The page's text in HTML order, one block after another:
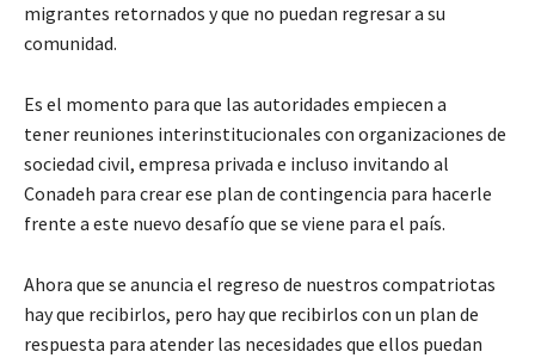
migrantes retornados y que no puedan regresar a su
comunidad.
Es el momento para que las autoridades empiecen a
tener reuniones interinstitucionales con organizaciones de
sociedad civil, empresa privada e incluso invitando al
Conadeh para crear ese plan de contingencia para hacerle
frente a este nuevo desafío que se viene para el país.
Ahora que se anuncia el regreso de nuestros compatriotas
hay que recibirlos, pero hay que recibirlos con un plan de
respuesta para atender las necesidades que ellos puedan